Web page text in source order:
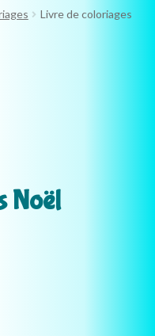
Livre de coloriages
Noël